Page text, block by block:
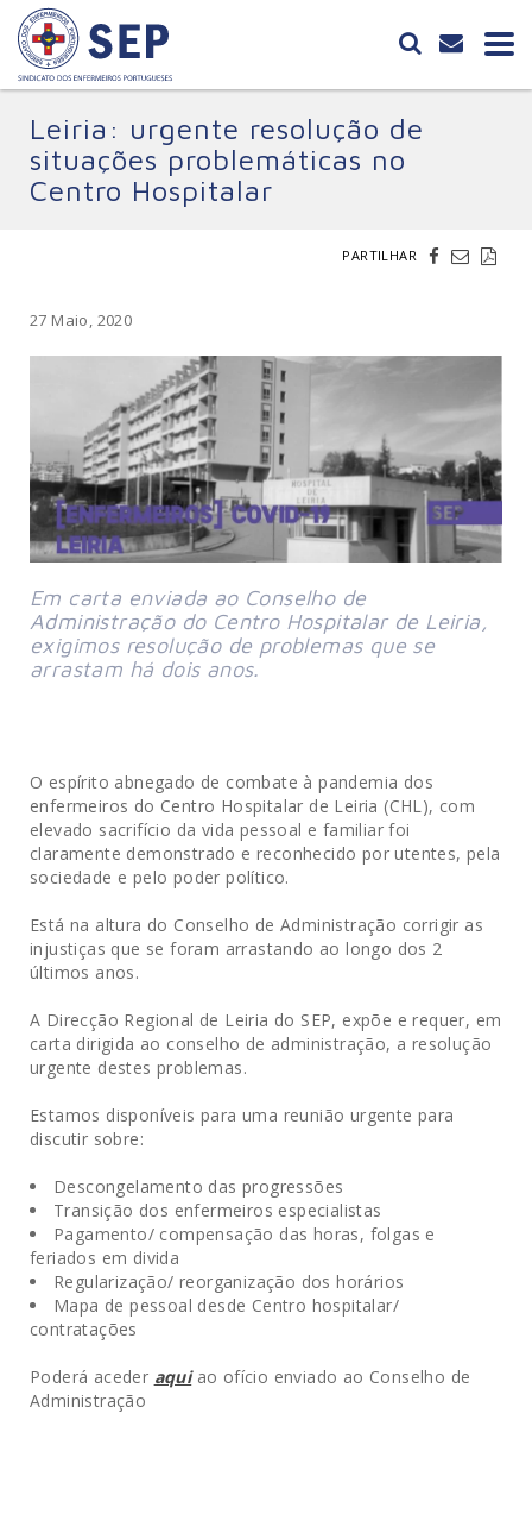
Leiria: urgente resolução de
situações problemáticas no
Centro Hospitalar
PARTILHAR
27 Maio, 2020
Em carta enviada ao Conselho de
Administração do Centro Hospitalar de Leiria,
exigimos resolução de problemas que se
arrastam há dois anos.
O espírito abnegado de combate à pandemia dos
enfermeiros do Centro Hospitalar de Leiria (CHL), com
elevado sacrifício da vida pessoal e familiar foi
claramente demonstrado e reconhecido por utentes, pela
sociedade e pelo poder político.
Está na altura do Conselho de Administração corrigir as
injustiças que se foram arrastando ao longo dos 2
últimos anos.
A Direcção Regional de Leiria do SEP, expõe e requer, em
carta dirigida ao conselho de administração, a resolução
urgente destes problemas.
Estamos disponíveis para uma reunião urgente para
discutir sobre:
Descongelamento das progressões
Transição dos enfermeiros especialistas
Pagamento/ compensação das horas, folgas e
feriados em divida
Regularização/ reorganização dos horários
Mapa de pessoal desde Centro hospitalar/
contratações
Poderá aceder aquiao ofício enviado ao Conselho de
Administração